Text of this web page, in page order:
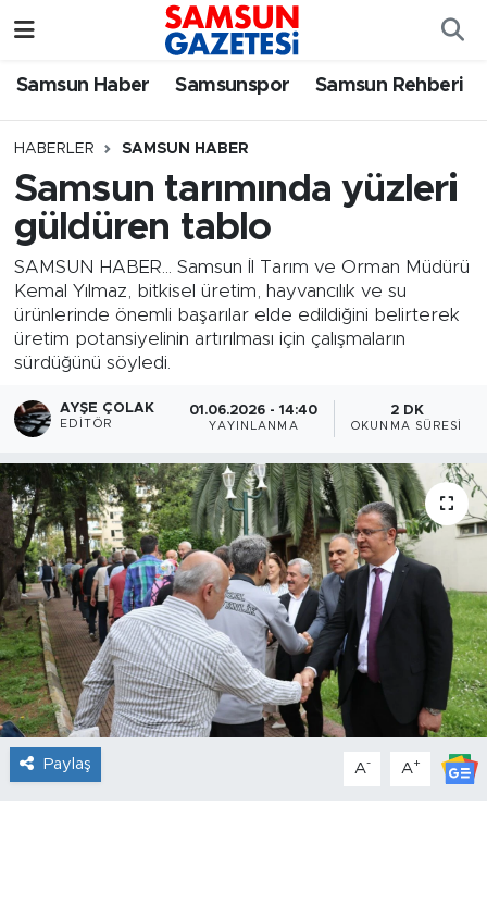
Samsun Haber Samsunspor Samsun Rehberi
HABERLER SAMSUN HABER
Samsun tarımında yüzleri
güldüren tablo
SAMSUN HABER... Samsun İl Tarım ve Orman Müdürü
Kemal Yılmaz, bitkisel üretim, hayvancılık ve su
ürünlerinde önemli başarılar elde edildiğini belirterek
üretim potansiyelinin artırılması için çalışmaların
sürdüğünü söyledi.
AYŞE ÇOLAK
EDITÖR
01.06.2026 - 14:40
YAYINLANMA
2 DK
OKUNMA SÜRESI
Paylaş A- A+
Samsun Haber
Samsun Rehberi
Samsun Nöbetçi Eczaneler
SAMSUN Namaz Vakitleri
Süper Lig Puan Durumu ve Fikstür
Tüm Manşetler
Son Dakika Haberleri
Haber Arşivi